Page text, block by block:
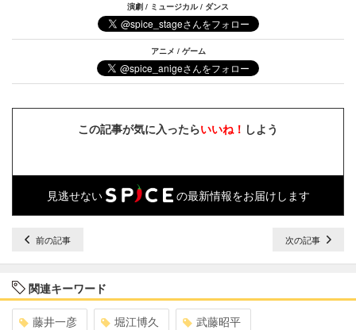
演劇 / ミュージカル / ダンス
アニメ / ゲーム
この記事が気に入ったらいいね！ しよう
見逃せない の最新情報をお届けします
前の記事 次の記事
関連キーワード
藤井一彦 堀江博久 武藤昭平